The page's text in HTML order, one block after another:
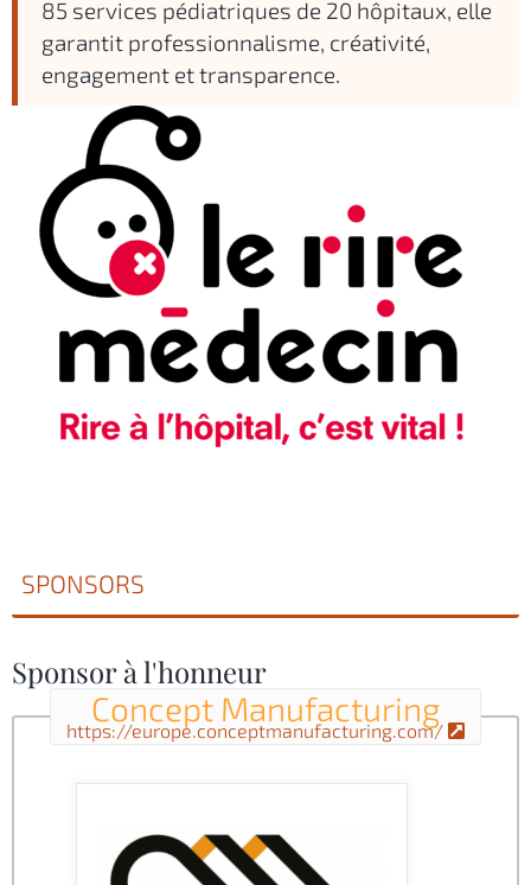
85 services pédiatriques de 20 hôpitaux, elle
garantit professionnalisme, créativité,
engagement et transparence.
SPONSORS
Sponsor à l'honneur
Concept Manufacturing
https://europe.conceptmanufacturing.com/